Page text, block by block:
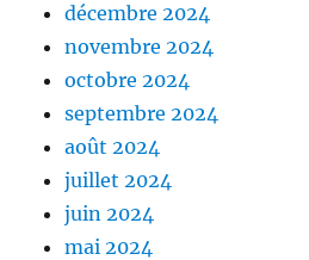
décembre 2024
novembre 2024
octobre 2024
septembre 2024
août 2024
juillet 2024
juin 2024
mai 2024